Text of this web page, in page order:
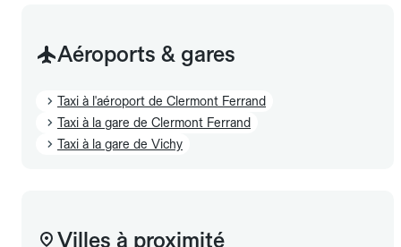
Aéroports & gares
Taxi à l'aéroport de Clermont Ferrand
Taxi à la gare de Clermont Ferrand
Taxi à la gare de Vichy
Villes à proximité